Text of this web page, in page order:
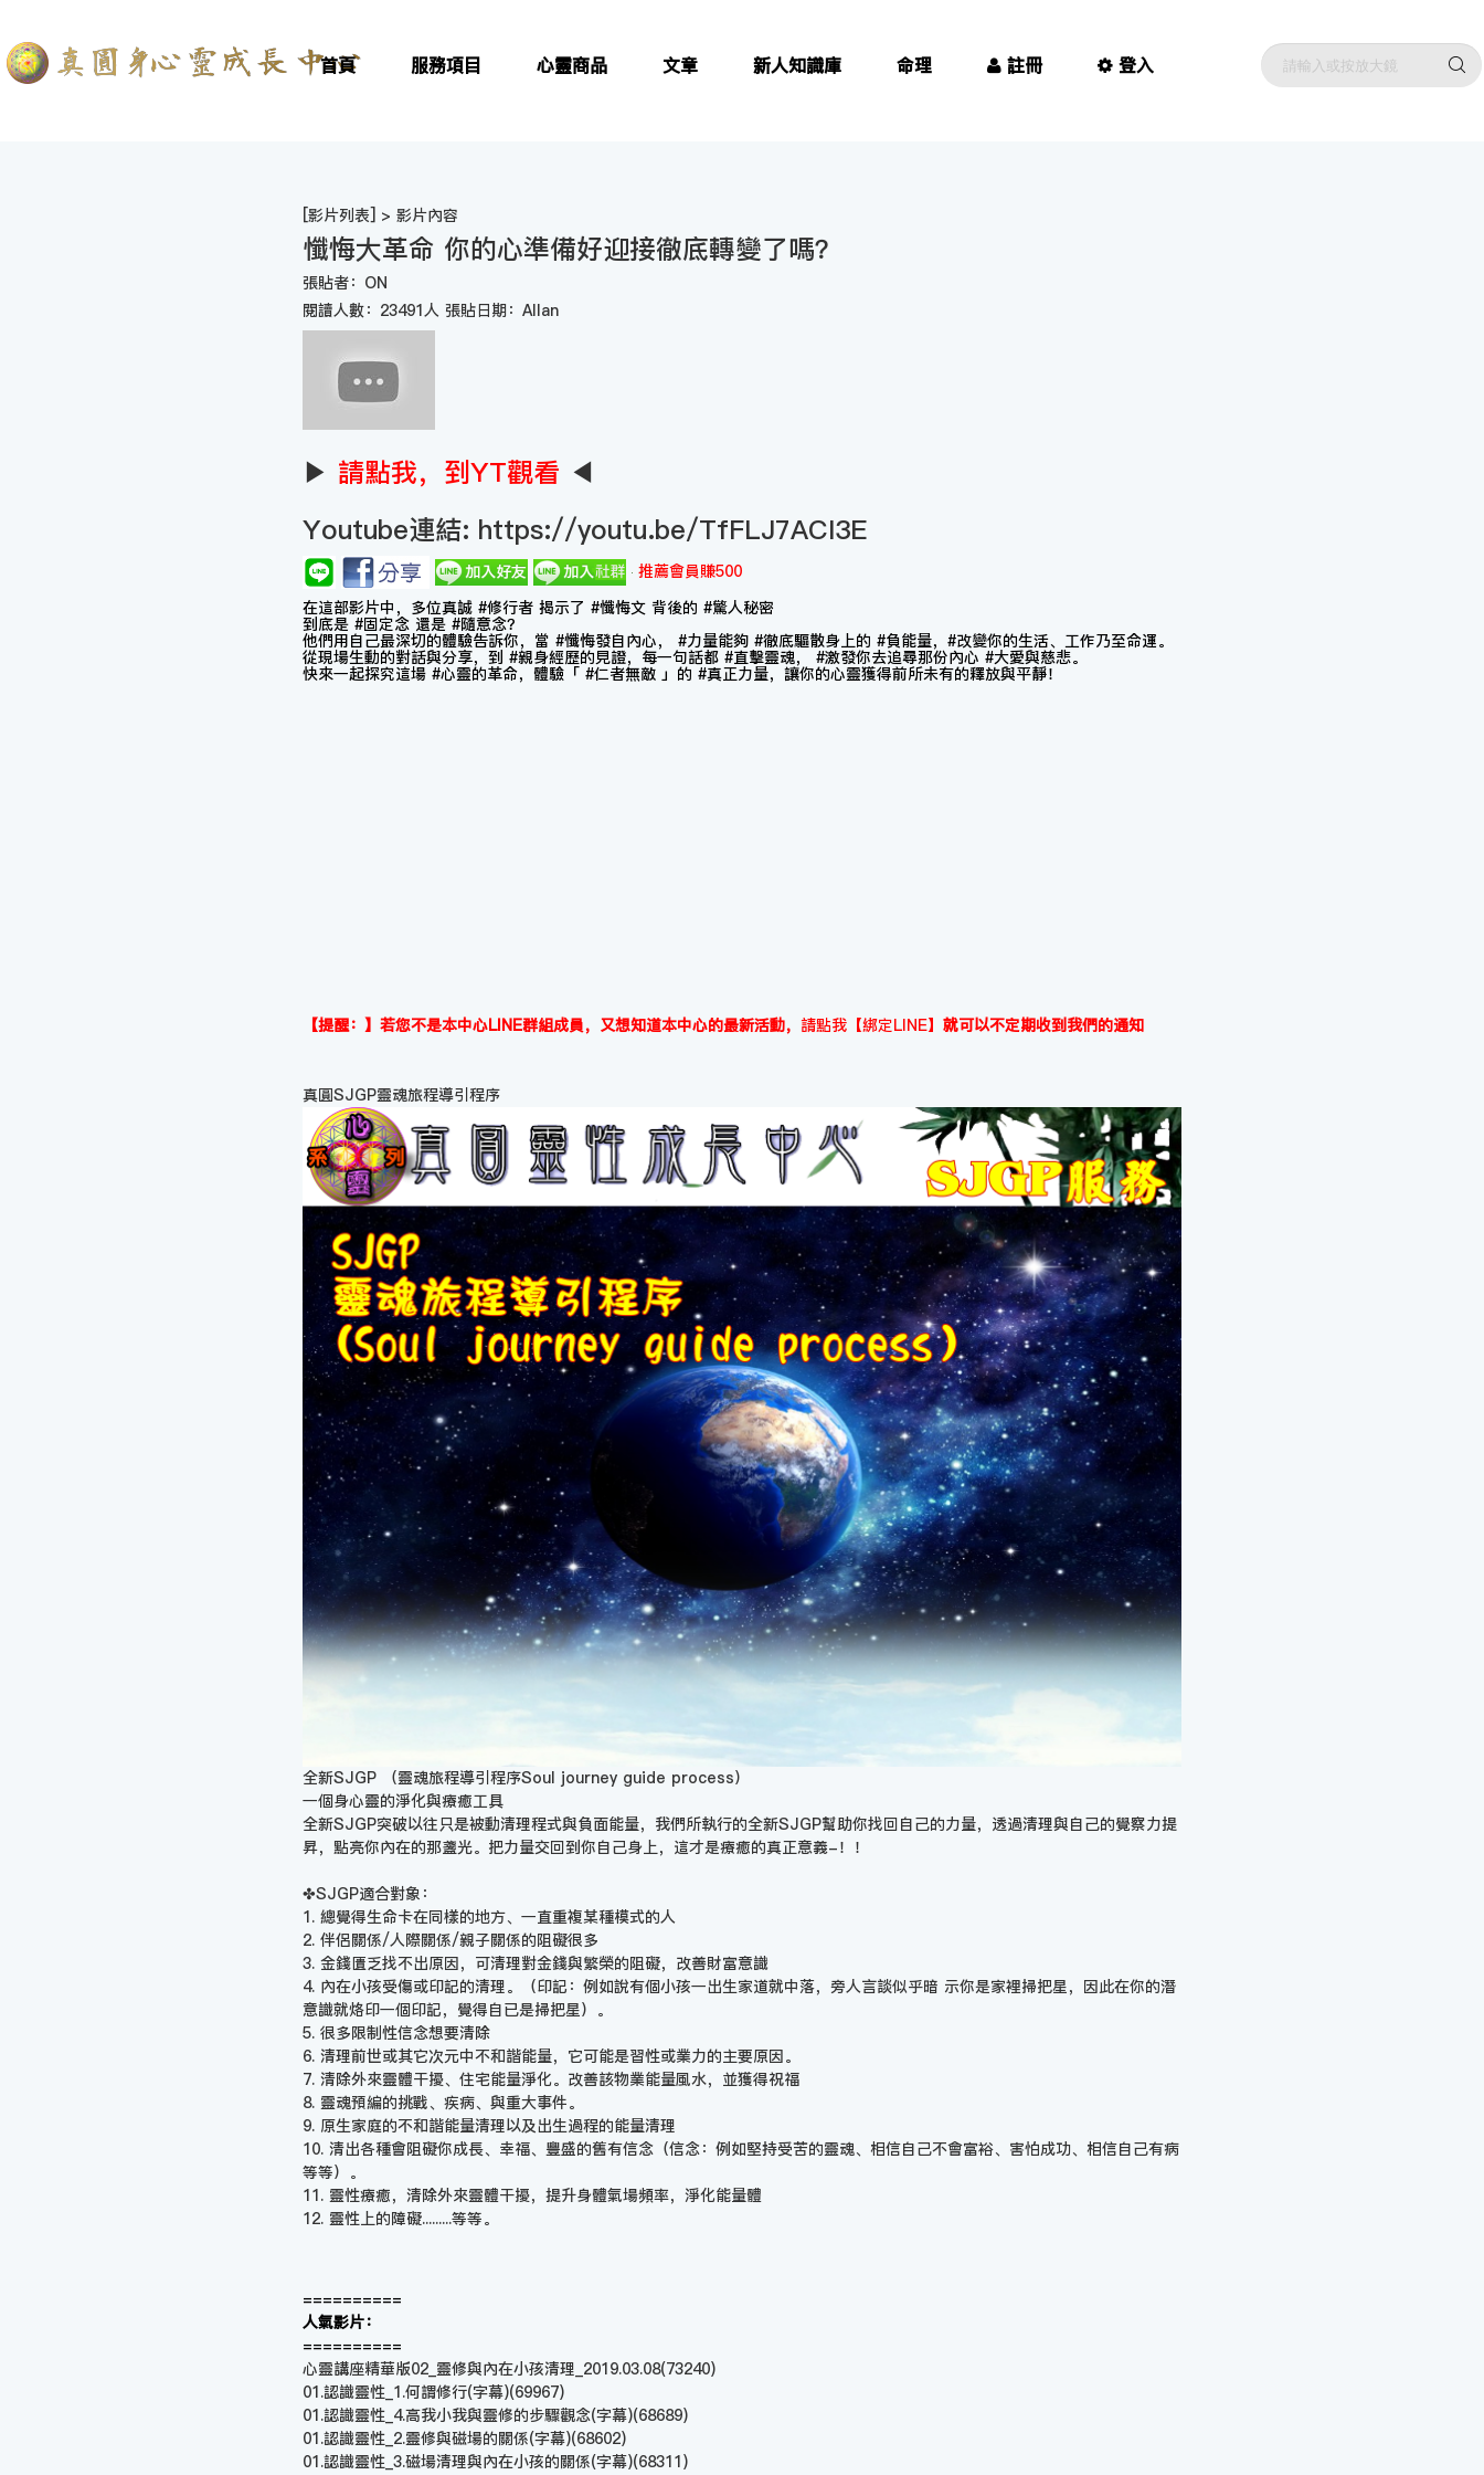
首頁 服務項目 心靈商品 文章 新人知識庫 命理 註冊 登入
[影片列表] > 影片內容
懺悔大革命 你的心準備好迎接徹底轉變了嗎？
張貼者：ON
閱讀人數：23491人 張貼日期：Allan
▶ 請點我，到YT觀看 ◀
Youtube連結: https://youtu.be/TfFLJ7ACI3E
推薦會員賺500
在這部影片中，多位真誠 #修行者 揭示了 #懺悔文 背後的 #驚人秘密
到底是 #固定念 還是 #隨意念？
他們用自己最深切的體驗告訴你，當 #懺悔發自內心， #力量能夠 #徹底驅散身上的 #負能量，#改變你的生活、工作乃至命運。
從現場生動的對話與分享，到 #親身經歷的見證，每一句話都 #直擊靈魂， #激發你去追尋那份內心 #大愛與慈悲。
快來一起探究這場 #心靈的革命，體驗「 #仁者無敵 」的 #真正力量，讓你的心靈獲得前所未有的釋放與平靜！
【提醒：】若您不是本中心LINE群組成員，又想知道本中心的最新活動， 請點我【綁定LINE】 就可以不定期收到我們的通知
真圓SJGP靈魂旅程導引程序
全新SJGP （靈魂旅程導引程序Soul journey guide process）
一個身心靈的淨化與療癒工具
全新SJGP突破以往只是被動清理程式與負面能量，我們所執行的全新SJGP幫助你找回自己的力量，透過清理與自己的覺察力提
昇，點亮你內在的那盞光。把力量交回到你自己身上，這才是療癒的真正意義-！！
✤SJGP適合對象：
1. 總覺得生命卡在同樣的地方、一直重複某種模式的人
2. 伴侶關係/人際關係/親子關係的阻礙很多
3. 金錢匱乏找不出原因，可清理對金錢與繁榮的阻礙，改善財富意識
4. 內在小孩受傷或印記的清理。（印記：例如說有個小孩一出生家道就中落，旁人言談似乎暗 示你是家裡掃把星，因此在你的潛
意識就烙印一個印記，覺得自已是掃把星）。
5. 很多限制性信念想要清除
6. 清理前世或其它次元中不和諧能量，它可能是習性或業力的主要原因。
7. 清除外來靈體干擾、住宅能量淨化。改善該物業能量風水，並獲得祝福
8. 靈魂預編的挑戰、疾病、與重大事件。
9. 原生家庭的不和諧能量清理以及出生過程的能量清理
10. 清出各種會阻礙你成長、幸福、豐盛的舊有信念（信念：例如堅持受苦的靈魂、相信自己不會富裕、害怕成功、相信自己有病
等等）。
11. 靈性療癒，清除外來靈體干擾，提升身體氣場頻率，淨化能量體
12. 靈性上的障礙.........等等。
==========
人氣影片：
==========
心靈講座精華版02_靈修與內在小孩清理_2019.03.08(73240)
01.認識靈性_1.何謂修行(字幕)(69967)
01.認識靈性_4.高我小我與靈修的步驟觀念(字幕)(68689)
01.認識靈性_2.靈修與磁場的關係(字幕)(68602)
01.認識靈性_3.磁場清理與內在小孩的關係(字幕)(68311)